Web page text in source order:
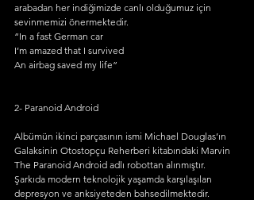
arabadan her indiğimizde canlı olduğumuz için
sevinmemizi önermektedir.
“In a fast German car
I’m amazed that I survived
An airbag saved my life”
2- Paranoid Android
Albümün ikinci parçasının ismi Michael Douglas’ın
Galaksinin Otostopçu Reherberi kitabındaki Marvin
The Paranoid Android adlı robottan alınmıştır.
Şarkıda modern teknolojik yaşamda karşılaşılan
depresyon ve anksiyeteden bahsedilmektedir.